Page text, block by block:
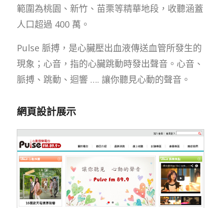
範圍為桃園、新竹、苗栗等精華地段，收聽涵蓋
人口超過 400 萬。
Pulse 脈搏，是心臟壓出血液傳送血管所發生的
現象；心音，指的心臟跳動時發出聲音。心音、
脈搏、跳動、迴響 …. 讓你聽見心動的聲音。
網頁設計展示